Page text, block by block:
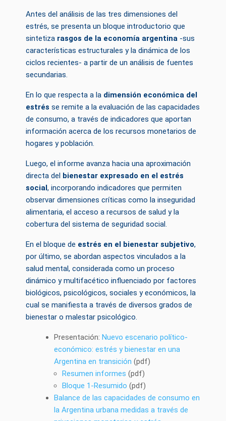
Antes del análisis de las tres dimensiones del
estrés, se presenta un bloque introductorio que
sintetiza rasgos de la economía argentina-sus
características estructurales y la dinámica de los
ciclos recientes- a partir de un análisis de fuentes
secundarias.
En lo que respecta a la dimensión económica del
estrés se remite a la evaluación de las capacidades
de consumo, a través de indicadores que aportan
información acerca de los recursos monetarios de
hogares y población.
Luego, el informe avanza hacia una aproximación
directa del bienestar expresado en el estrés
social, incorporando indicadores que permiten
observar dimensiones críticas como la inseguridad
alimentaria, el acceso a recursos de salud y la
cobertura del sistema de seguridad social.
En el bloque de estrés en el bienestar subjetivo,
por último, se abordan aspectos vinculados a la
salud mental, considerada como un proceso
dinámico y multifacético influenciado por factores
biológicos, psicológicos, sociales y económicos, la
cual se manifiesta a través de diversos grados de
bienestar o malestar psicológico.
Presentación: Nuevo escenario político-
económico: estrés y bienestar en una
Argentina en transición (pdf)
Resumen informes (pdf)
Bloque 1-Resumido (pdf)
Balance de las capacidades de consumo en
la Argentina urbana medidas a través de